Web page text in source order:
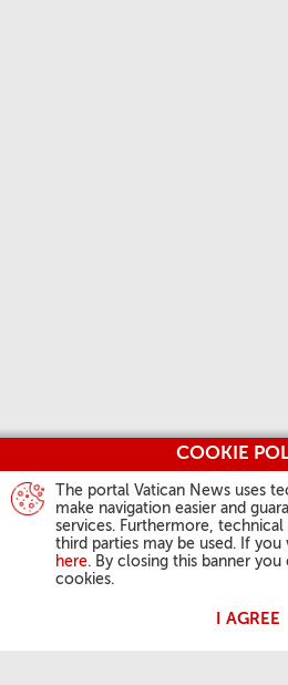
COOKIE
The portal Vatican News uses
make navigation easier and
services. Furthermore,
third parties may be used. If
here. By closing this banner
cookies.
I AGREE